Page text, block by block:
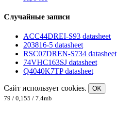
Случайные записи
ACC44DREI-S93 datasheet
203816-5 datasheet
RSC07DREN-S734 datasheet
74VHC163SJ datasheet
Q4040K7TP datasheet
Сайт использует cookies.
OK
79 / 0,155 / 7.4mb